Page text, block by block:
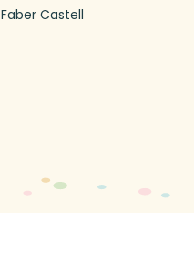
Faber Castell